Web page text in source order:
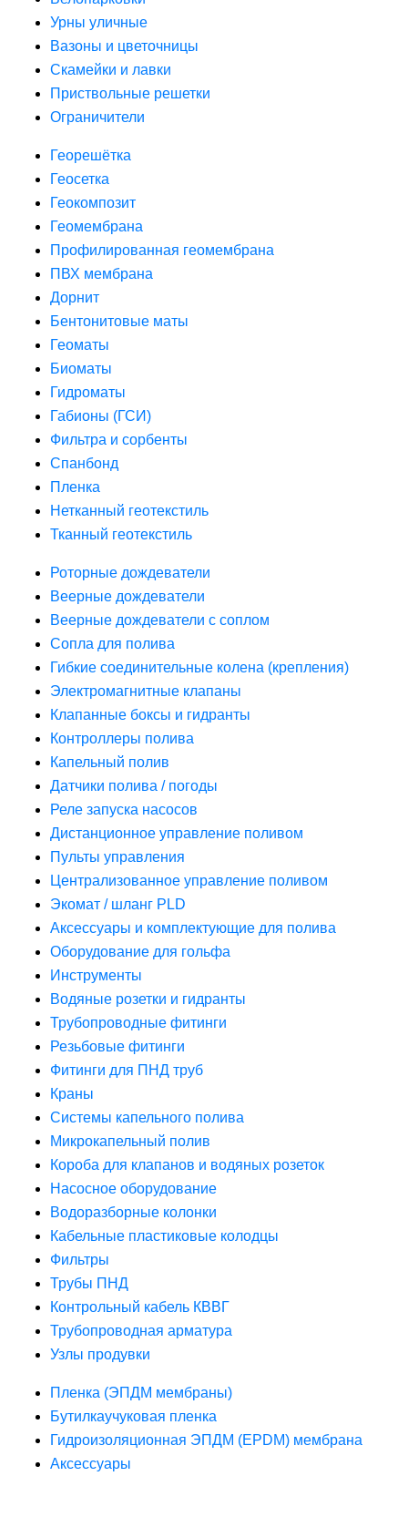
Урны уличные
Вазоны и цветочницы
Скамейки и лавки
Приствольные решетки
Ограничители
Георешётка
Геосетка
Геокомпозит
Геомембрана
Профилированная геомембрана
ПВХ мембрана
Дорнит
Бентонитовые маты
Геоматы
Биоматы
Гидроматы
Габионы (ГСИ)
Фильтра и сорбенты
Спанбонд
Пленка
Нетканный геотекстиль
Тканный геотекстиль
Роторные дождеватели
Веерные дождеватели
Веерные дождеватели с соплом
Сопла для полива
Гибкие соединительные колена (крепления)
Электромагнитные клапаны
Клапанные боксы и гидранты
Контроллеры полива
Капельный полив
Датчики полива / погоды
Реле запуска насосов
Дистанционное управление поливом
Пульты управления
Централизованное управление поливом
Экомат / шланг PLD
Аксессуары и комплектующие для полива
Оборудование для гольфа
Инструменты
Водяные розетки и гидранты
Трубопроводные фитинги
Резьбовые фитинги
Фитинги для ПНД труб
Краны
Системы капельного полива
Микрокапельный полив
Короба для клапанов и водяных розеток
Насосное оборудование
Водоразборные колонки
Кабельные пластиковые колодцы
Фильтры
Трубы ПНД
Контрольный кабель КВВГ
Трубопроводная арматура
Узлы продувки
Пленка (ЭПДМ мембраны)
Бутилкаучуковая пленка
Гидроизоляционная ЭПДМ (EPDM) мембрана
Аксессуары